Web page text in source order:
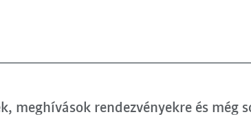
meghívások rendezvényekre és még